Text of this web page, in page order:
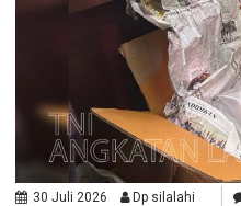
30 Juli 2026 Dp silalahi